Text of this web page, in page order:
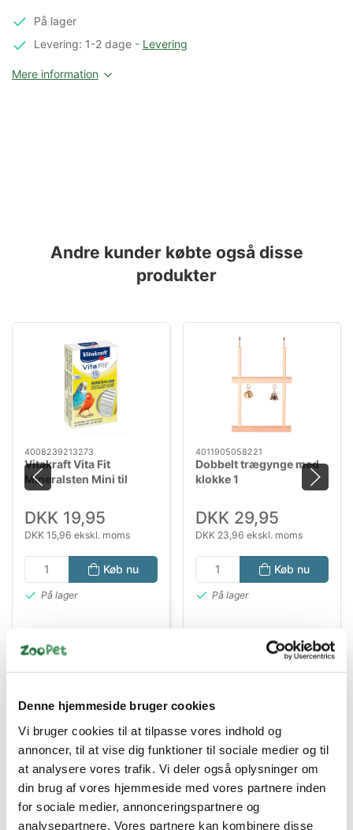
Denne hjemmeside bruger cookies
Vi bruger cookies til at tilpasse vores indhold og
annoncer, til at vise dig funktioner til sociale medier og til
at analysere vores trafik. Vi deler også oplysninger om
din brug af vores hjemmeside med vores partnere inden
for sociale medier, annonceringspartnere og
analysepartnere. Vores partnere kan kombinere disse
På lager
Levering: 1-2 dage- Levering
Mere information
Andre kunder købte også disse
produkter
4008239213273
Vitakraft Vita Fit
Mineralsten Mini til
Fugle – Kalksten til Næb
& Kløer
DKK 19,95
DKK 15,96 ekskl. moms
Køb nu
På lager
4011905058221
Dobbelt trægynge med
klokke 1
DKK 29,95
DKK 23,96 ekskl. moms
Køb nu
På lager
Bestsælgende varer i Tilbehør